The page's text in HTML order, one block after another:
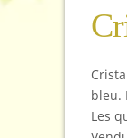
bleu.
Les